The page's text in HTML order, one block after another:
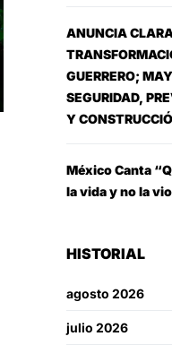
ANUNCIA
GUERRERO;
SEGURIDAD,
Y
México Canta
la vida y no la
HISTORIAL
agosto 2026
julio 2026